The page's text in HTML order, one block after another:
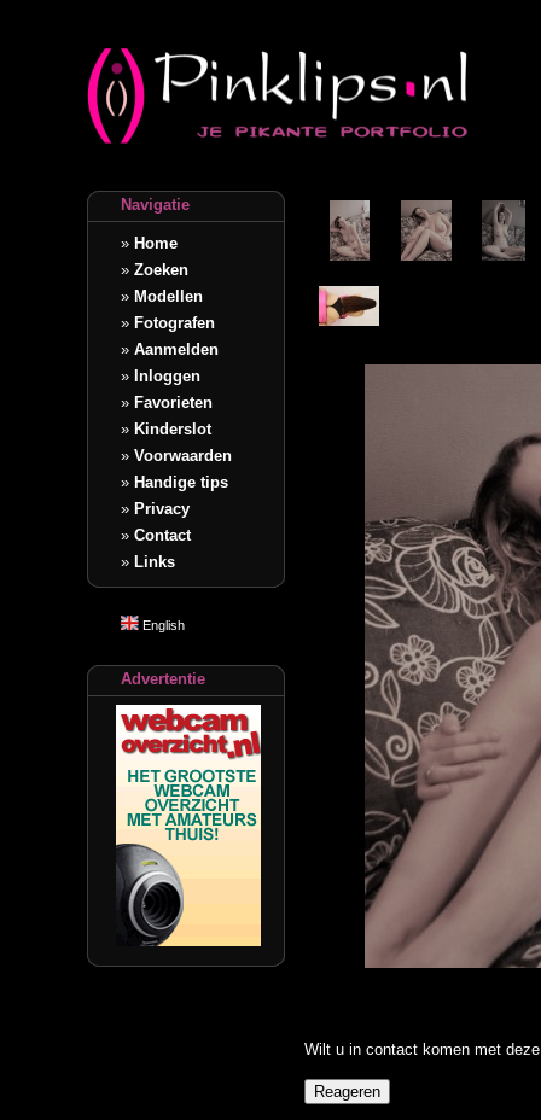
Navigatie
» Home
» Zoeken
» Modellen
» Fotografen
» Aanmelden
» Inloggen
» Favorieten
» Kinderslot
» Voorwaarden
» Handige tips
» Privacy
» Contact
» Links
English
Advertentie
Wilt u in contact komen met